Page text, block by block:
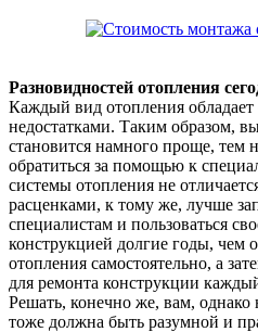
Разновидностей отопления
Каждый вид отопления
недостатками. Таким образом,
становится намного проще, тем
обратиться за помощью к
системы отопления не
расценками, к тому же, лучше
специалистам и пользоваться
конструкцией долгие годы, чем
отопления самостоятельно, а
для ремонта конструкции
Решать, конечно же, вам, однако
тоже должна быть разумной и